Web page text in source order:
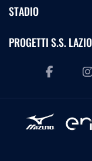
STADIO
PROGETTI S.S. LAZIO